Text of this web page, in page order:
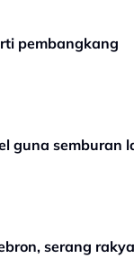
pembangkang
guna semburan
serang